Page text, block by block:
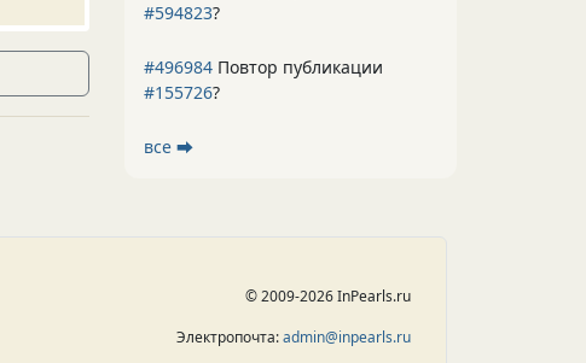
#594823?
#496984 Повтор публикации
#155726?
все ⮕
© 2009-2026 InPearls.ru
Электропочта:admin@inpearls.ru